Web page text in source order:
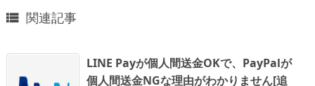
 関連記事
LINE Payが個人間送金OKで、PayPalが
個人間送金NGな理由がわかりません[追